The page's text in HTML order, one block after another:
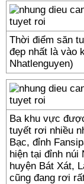
Thời điểm săn
đẹp nhất là vào
Nhatlenguyen)
Ba khu vực
tuyết rơi nhiều
Bạc, đỉnh
hiện tại đỉnh núi
huyện Bát Xát,
cũng đang rơi